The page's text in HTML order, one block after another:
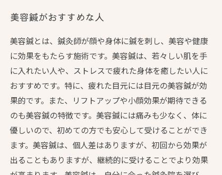
美容鍼がおすすめな人
美容鍼とは、鍼灸師が顔や身体に鍼を刺し、美容や健康
に効果をもたらす施術です。美容鍼は、若々しい肌を手
に入れたい人や、ストレスで疲れた身体を癒したい人に
おすすめです。特に、疲れた目元には目元の美容鍼が効
果的です。また、リフトアップや小顔効果が期待できる
のも美容鍼の特徴です。美容鍼には痛みも少なく、体に
優しいので、初めての方でも安心して受けることができ
ます。美容鍼は、個人差はありますが、初回から効果が
出ることもありますが、継続的に受けることでより効果